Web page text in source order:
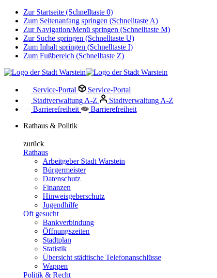
Zur Startseite (Schnelltaste 0)
Zum Seitenanfang springen (Schnelltaste A)
Zur Navigation/Menü springen (Schnelltaste M)
Zur Suche springen (Schnelltaste U)
Zum Inhalt springen (Schnelltaste I)
Zum Fußbereich (Schnelltaste Z)
Service-Portal
Service-Portal
Stadtverwaltung A-Z
Stadtverwaltung A-Z
Barrierefreiheit
Barrierefreiheit
Rathaus & Politik
zurück
Rathaus
Arbeitgeber Stadt Warstein
Bürgermeister
Datenschutz
Finanzen
Hinweisgeberschutz
Jugendhilfe
Oft gesucht
Bankverbindung
Öffnungszeiten
Stadtplan
Statistik
Übersicht städtische Telefonanschlüsse
Wappen
Politik & Recht